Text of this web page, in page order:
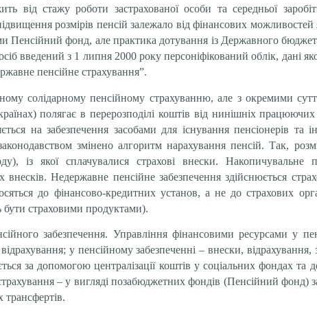
від стажу роботи застрахованої особи та середньої
розмірів пенсій залежало від фінансових
Пенсійний фонд, але практика дотування із Державного
введений з 1 липня 2000 року персоніфікований облік, дані
пенсійне страхування”.
солідарному пенсійному страхуванню, але з окремими
полягає в перерозподілі коштів від нинішніх
на забезпечення засобами для існування пенсіонерів та
змінено алгоритм нарахування пенсій. Так,
із якої сплачувалися страхові внески. Накопичувальне
Недержавне пенсійне забезпечення здійснюється
до фінансово-кредитних установ, а не до страхових
страховими продуктами).
забезпечення. Управління фінансовими ресурсами у
у пенсійному забезпеченні – внески, відрахування,
за допомогою централізації коштів у соціальних фондах та
– у вигляді позабюджетних фондів (Пенсійний фонд)
трансфертів.